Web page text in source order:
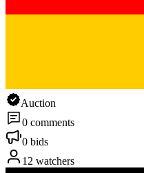
Auction
0 comments
0 bids
12 watchers